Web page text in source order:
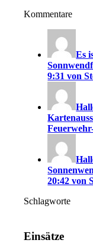
Kommentare
Es
9:31 von
20:42 von
Schlagworte
Einsätze